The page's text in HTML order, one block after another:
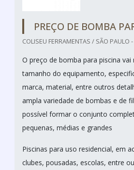
PREÇO DE BOMBA
COLISEU FERRAMENTAS / SÃO PAULO
O preço de bomba para piscina
tamanho do equipamento,
marca, material, entre outros
ampla variedade de bombas e de
possível formar o conjunto
pequenas, médias e grandes
Piscinas para uso residencial, em
clubes, pousadas, escolas, entre